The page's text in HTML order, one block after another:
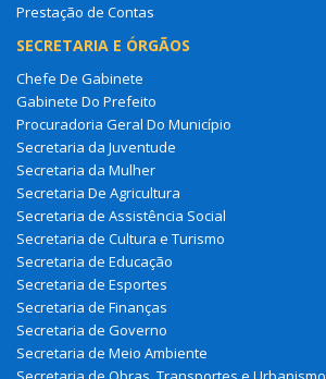
Prestação de Contas
SECRETARIA E ÓRGÃOS
Chefe De Gabinete
Gabinete Do Prefeito
Procuradoria Geral Do Município
Secretaria da Juventude
Secretaria da Mulher
Secretaria De Agricultura
Secretaria de Assistência Social
Secretaria de Cultura e Turismo
Secretaria de Educação
Secretaria de Esportes
Secretaria de Finanças
Secretaria de Governo
Secretaria de Meio Ambiente